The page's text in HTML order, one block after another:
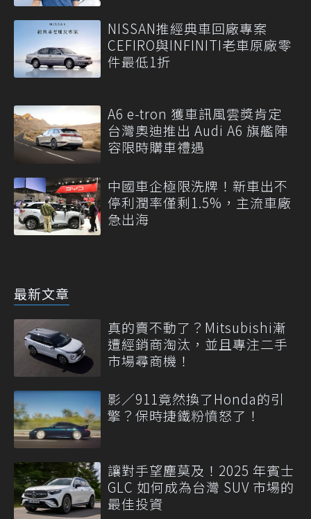
NISSAN推經典車回廠專案
CEFIRO與INFINITI老車原廠零
件最低1折
A6 e-tron 獲車訊風雲獎肯定
台灣奧迪推出 Audi A6 旗艦陣
容限時購車禮遇
中國車企極限洗牌！新車出不
停利潤率僅剩1.5%，主流車廠
急出海
最新文章
真的賣不動了？Mitsubishi漸
遭經銷商淘汰，並且專注二手
市場尋商機！
影／911竟然換了Honda的引
擎？保時捷鐵粉憤怒了！
讓對手望塵莫及！2025 年賓士
GLC 如何成為台灣 SUV 市場的
最佳投資